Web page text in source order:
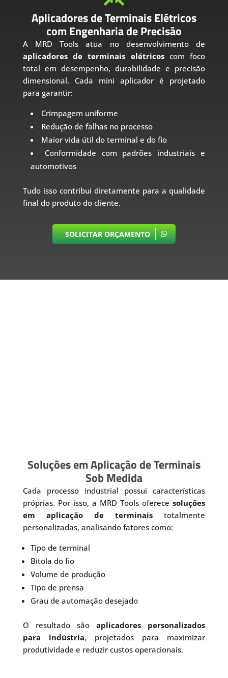
Aplicadores de Terminais Elétricos
com Engenharia de Precisão
A MRD Tools atua no desenvolvimento de
aplicadores de terminais elétricoscom foco
total em desempenho, durabilidade e precisão
dimensional. Cada mini aplicador é projetado
para garantir:
Crimpagem uniforme
Redução de falhas no processo
Maior vida útil do terminal e do fio
Conformidade com padrões industriais e
automotivos
Tudo isso contribui diretamente para a qualidade
final do produto do cliente.
SOLICITAR ORÇAMENTO
Soluções em Aplicação de Terminais
Sob Medida
Cada processo industrial possui características
próprias. Por isso, a MRD Tools oferecesoluções
em aplicação de terminais totalmente
personalizadas, analisando fatores como:
Tipo de terminal
Bitola do fio
Volume de produção
Tipo de prensa
Grau de automação desejado
O resultado sãoaplicadores personalizados
para indústria, projetados para maximizar
produtividade e reduzir custos operacionais.